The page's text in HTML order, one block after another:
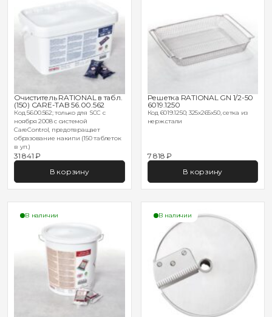
Очиститель RATIONAL в табл.
(150) CARE-TAB 56.00.562
Код 56.00.562; только для SCC с
ноября 2008 с системой
CareControl, предотвращает
образование накипи (150 таблеток
в уп.)
31 841 ₽
В корзину
Решетка RATIONAL GN 1/2-50
6019.1250
Код 6019.1250; 325х265х50, сетка из
нерж.стали
7 818 ₽
В корзину
В наличии В наличии